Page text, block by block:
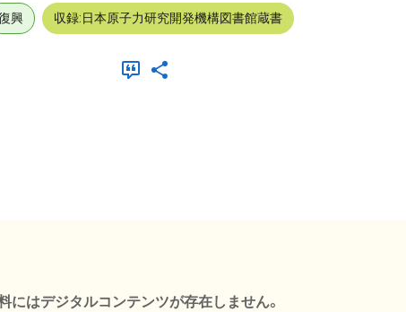
興 収録:日本原子力研究開発機構図書館蔵書
にはデジタルコンテンツが存在しません。